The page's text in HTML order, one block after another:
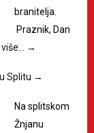
branitelja.
Praznik, Dan
→
Splitu →
Na splitskom
Žnjanu